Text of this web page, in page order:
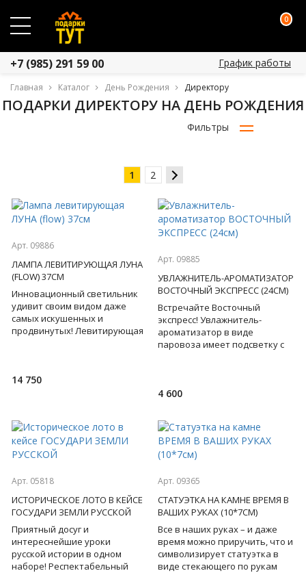
0
+7 (985) 291 59 00 График работы
Главная Каталог День Рождения Директору
ПОДАРКИ ДИРЕКТОРУ НА ДЕНЬ РОЖДЕНИЯ
Фильтры
1 2
Арт. 09886
ЛАМПА ЛЕВИТИРУЮЩАЯ ЛУНА
(FLOW) 37СМ
Инновационный светильник
удивит своим видом даже
самых искушенных и
продвинутых! Левитирующая
14 750
Арт. 09885
УВЛАЖНИТЕЛЬ-АРОМАТИЗАТОР
ВОСТОЧНЫЙ ЭКСПРЕСС (24СМ)
Встречайте Восточный
экспресс! Увлажнитель-
ароматизатор в виде
паровоза имеет подсветку с
4 600
Арт. 05818
ИСТОРИЧЕСКОЕ ЛОТО В КЕЙСЕ
ГОСУДАРИ ЗЕМЛИ РУССКОЙ
Приятный досуг и
интереснейшие уроки
русской истории в одном
наборе! Респектабельный
Арт. 09365
СТАТУЭТКА НА КАМНЕ ВРЕМЯ В
ВАШИХ РУКАХ (10*7СМ)
Все в наших руках – и даже
время можно приручить, что и
символизирует статуэтка в
виде стекающего по рукам